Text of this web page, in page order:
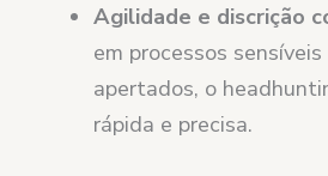
Agilidade e discrição
em processos
apertados, o
rápida e precisa.